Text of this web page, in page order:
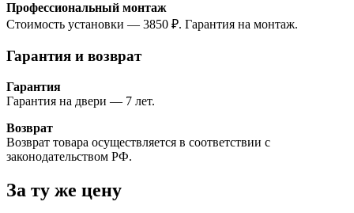
Профессиональный монтаж
Стоимость установки — 3850 ₽. Гарантия на монтаж.
Гарантия и возврат
Гарантия
Гарантия на двери — 7 лет.
Возврат
Возврат товара осуществляется в соответствии с
законодательством РФ.
За ту же цену